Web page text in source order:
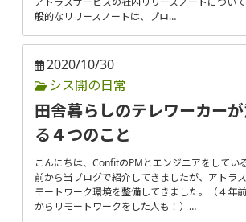
般的なリリースノートは、プロ…
2020/10/30
シス開の日常
田舎暮らしのテレワーカー
る４つのこと
こんにちは、ConfitのPMとエンジニアをしてい
前から当ブログで紹介してきましたが、アトラ
モートワーク環境を整備してきました。（４年
からリモートワークをした人も！）…